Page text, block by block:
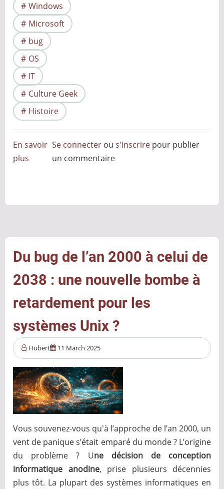
Windows
Microsoft
bug
OS
IT
Culture Geek
Histoire
En savoir
plus
et
autres
couleurs
Se connecter ous'inscrire pour publier
un commentaire
Du bug de l’an 2000 à celui de
2038 : une nouvelle bombe à
retardement pour les
systèmes Unix ?
Hubert 11 March 2025
Vous souvenez-vous qu'à l’approche de l’an 2000, un
vent de panique s’était emparé du monde ? L’origine
du problème ? Une décision de conception
informatique anodine, prise plusieurs décennies
plus tôt. La plupart des systèmes informatiques en